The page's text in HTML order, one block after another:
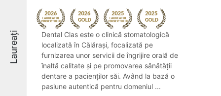
Laureați
Dental Clas este o clinică stomatologică
localizată în Călărași, focalizată pe
furnizarea unor servicii de îngrijire orală de
înaltă calitate și pe promovarea sănătății
dentare a pacienților săi. Având la bază o
pasiune autentică pentru domeniul ...